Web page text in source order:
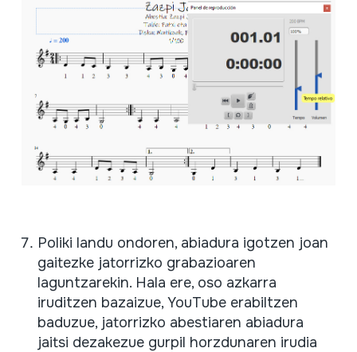
Poliki landu ondoren, abiadura igotzen joan
gaitezke jatorrizko grabazioaren
laguntzarekin. Hala ere, oso azkarra
iruditzen bazaizue, YouTube erabiltzen
baduzue, jatorrizko abestiaren abiadura
jaitsi dezakezue gurpil horzdunaren irudia